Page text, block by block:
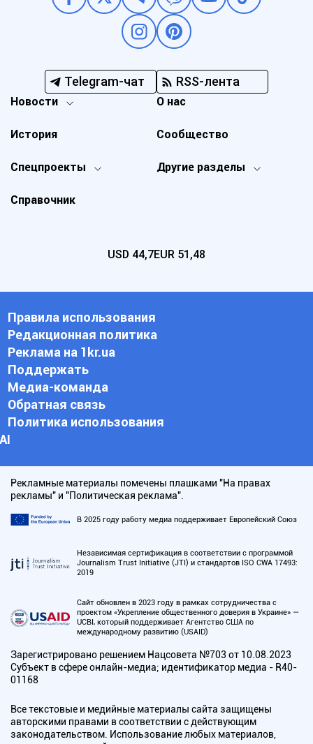
Telegram-чат RSS-лента
Новости
Спецпроекты Другие разделы
История
О нас
Справочник
Сообщество
USD 44,7EUR 51,48
Правила использования
Редакционная политика
Реклама на 1kr.ua
Поддержать
Медиа-команда
Обратная связь
Политика использования
АI
Рекламные материалы помечены плашками "На правах
рекламы" и "Политическая реклама".
В 2025 году работу медиа поддерживает Европейский Союз
Независимая сертификация в соответствии с программой
Journalism Trust Initiative (JTI) и стандартов ISO CWA 17493:
2019
Сайт обновлен в 2023 году в рамках сотрудничества с
проектом «Укрепление общественного доверия в Украине» —
UCBI, который поддерживает Агентство США по
международному развитию (USAID)
Зарегистрировано решением Нацсовета №703 от 10.08.2023
Субъект в сфере онлайн-медиа; идентификатор медиа - R40-
01168
Все текстовые и медийные материалы сайта защищены
авторскими правами в соответствии с действующим
законодательством. Использование любых материалов,